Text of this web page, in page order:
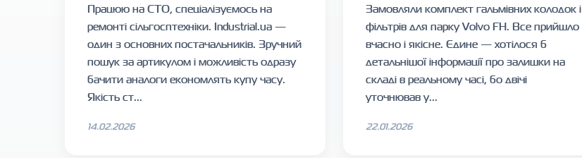
Працюю на СТО, спеціалізуємось на
ремонті сільгосптехніки. Industrial.ua —
один з основних постачальників. Зручний
пошук за артикулом і можливість одразу
бачити аналоги економлять купу часу.
Якість ст...
14.02.2026
Замовляли комплект гальмівних колодок і
фільтрів для парку Volvo FH. Все прийшло
вчасно і якісне. Єдине — хотілося б
детальнішої інформації про залишки на
складі в реальному часі, бо двічі
уточнював у...
22.01.2026